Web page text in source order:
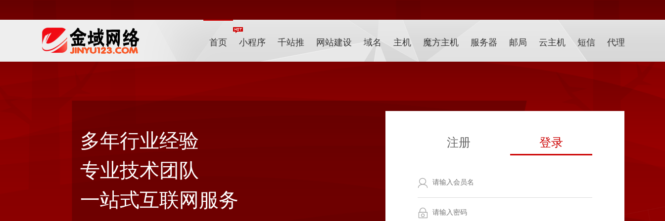
首页 小程序 千站推 网站建设 域名 主机 魔方主机 服务器 邮局 云主机 短信 代理
多年行业经验
专业技术团队
一站式互联网服务
注册 登录